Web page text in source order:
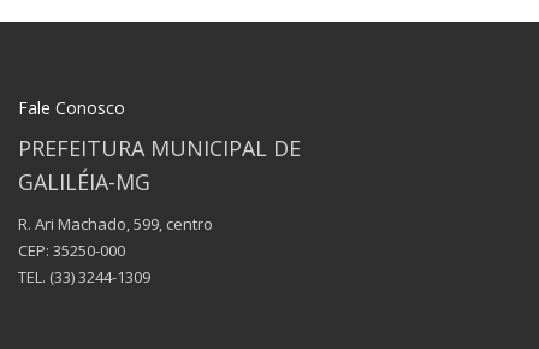
Fale Conosco
PREFEITURA MUNICIPAL DE
GALILÉIA-MG
R. Ari Machado, 599, centro
CEP: 35250-000
TEL. (33) 3244-1309